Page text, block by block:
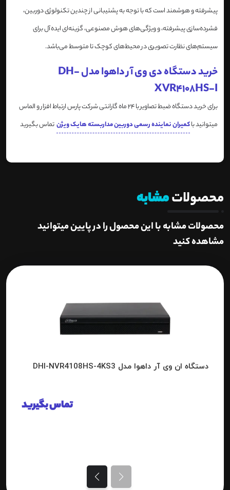
پیشرفته و هوشمند است که با توجه به پشتیبانی از چندین تکنولوژی دوربین،
فشرده‌سازی پیشرفته، و ویژگی‌های هوش مصنوعی، گزینه‌ای ایده‌آل برای
سیستم‌های نظارت تصویری در محیط‌های کوچک تا متوسط می‌باشد.
خرید دستگاه دی وی آر داهوا مدل DH-
XVR4108HS-I
برای خرید دستگاه ضبط تصاویر با 24 ماه گارانتی شرکت پارس ارتباط افزار و الماس
میتوانید باکمیران نماینده رسمی دوربین مداربسته هایک ویژنتماس بگیرید
محصولاتمشابه
محصولات مشابه با این محصول را در پایین میتوانید
مشاهده کنید
دستگاه ان وی آر داهوا مدل DHI-NVR4108HS-4KS3
تماس بگیرید